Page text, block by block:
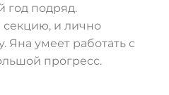
год подряд.
и лично
Яна умеет работать с
прогресс.